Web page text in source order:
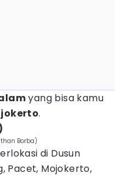
yang bisa kamu
.
Borba)
di Dusun
Pacet, Mojokerto,